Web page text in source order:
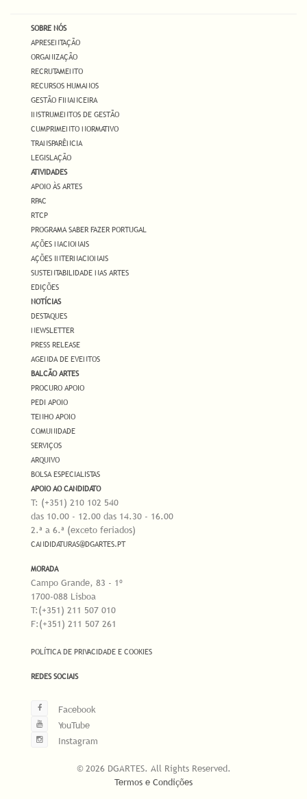
SOBRE NÓS
APRESENTAÇÃO
ORGANIZAÇÃO
RECRUTAMENTO
RECURSOS HUMANOS
GESTÃO FINANCEIRA
INSTRUMENTOS DE GESTÃO
CUMPRIMENTO NORMATIVO
TRANSPARÊNCIA
LEGISLAÇÃO
ATIVIDADES
APOIO ÀS ARTES
RPAC
RTCP
PROGRAMA SABER FAZER PORTUGAL
AÇÕES NACIONAIS
AÇÕES INTERNACIONAIS
SUSTENTABILIDADE NAS ARTES
EDIÇÕES
NOTÍCIAS
DESTAQUES
NEWSLETTER
PRESS RELEASE
AGENDA DE EVENTOS
BALCÃO ARTES
PROCURO APOIO
PEDI APOIO
TENHO APOIO
COMUNIDADE
SERVIÇOS
ARQUIVO
BOLSA ESPECIALISTAS
APOIO AO CANDIDATO
T: (+351) 210 102 540
das 10.00 - 12.00 das 14.30 - 16.00
2.ª a 6.ª (exceto feriados)
CANDIDATURAS@DGARTES.PT
MORADA
Campo Grande, 83 - 1º
1700-088 Lisboa
T:(+351) 211 507 010
F:(+351) 211 507 261
POLÍTICA DE PRIVACIDADE E COOKIES
REDES SOCIAIS
Facebook
YouTube
Instagram
© 2026 DGARTES. All Rights Reserved.
Termos e Condições